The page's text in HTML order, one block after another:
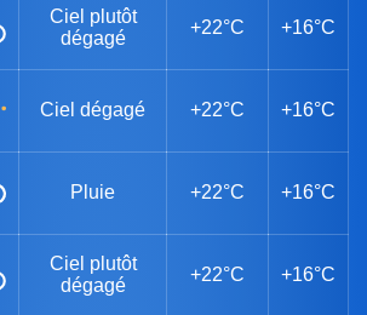
Ciel plutôt
dégagé
+22°C +16°C
Ciel dégagé +22°C +16°C
Pluie +22°C +16°C
Ciel plutôt
dégagé
+22°C +16°C